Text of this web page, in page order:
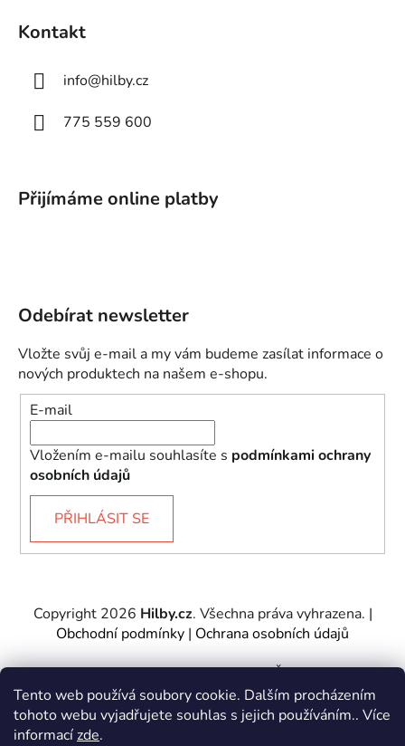
Tento web používá soubory cookie. Dalším procházením
tohoto webu vyjadřujete souhlas s jejich používáním.. Více
informacízde.
Kontakt
info@hilby.cz
775 559 600
Přijímáme online platby
Odebírat newsletter
Vložte svůj e-mail a my vám budeme zasílat informace o
nových produktech na našem e-shopu.
E-mail
Vložením e-mailu souhlasíte s podmínkami ochrany
osobních údajů
PŘIHLÁSIT SE
Copyright 2026 Hilby.cz. Všechna práva vyhrazena. |
Obchodní podmínky | Ochrana osobních údajů
Provozovatel e-shopu: Hilby CZ s.r.o., IČ: 27467317, se
sídlem Soukenická 2082/7,11000 Praha 1 – Nové
Město.
Společnost je zapsána u Městského soudu v Praze -